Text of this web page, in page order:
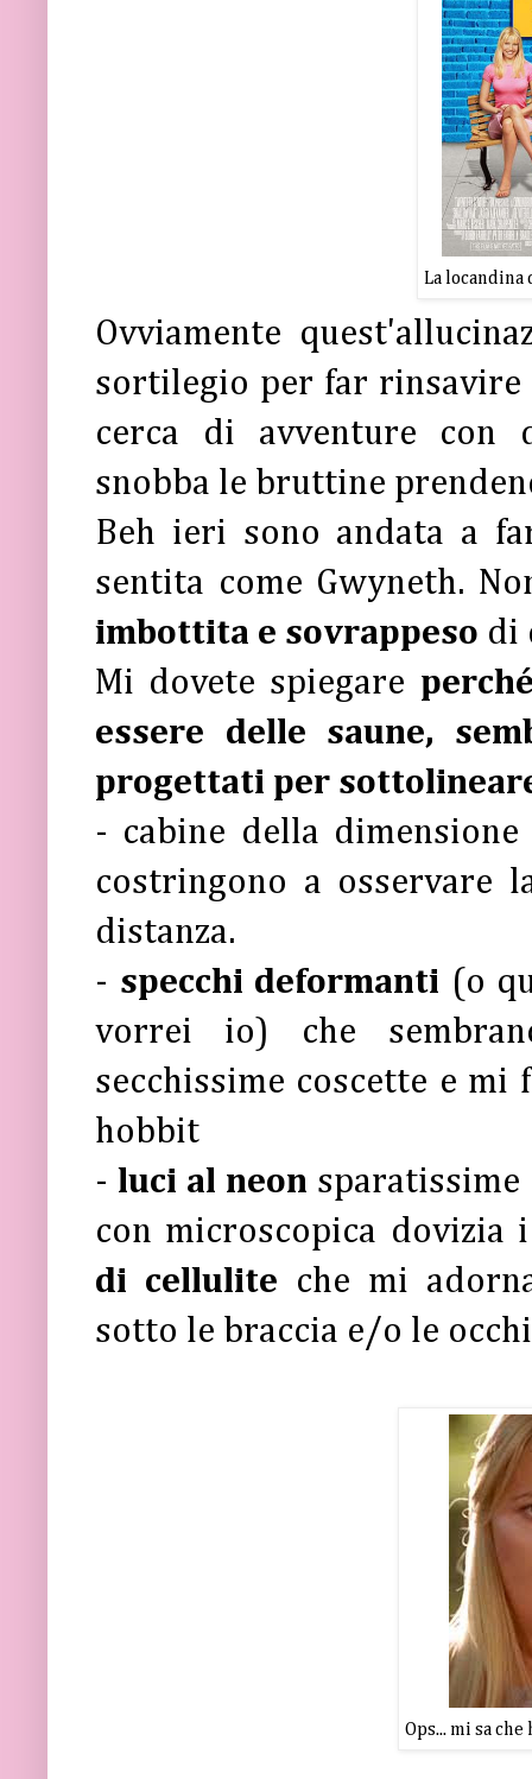
La locandina
Ovviamente
sortilegio per far
cerca di avventure con
snobba le bruttine
Beh ieri sono andata a
sentita come Gwyneth.
imbottita e sovrappeso di
Mi dovete spiegare
essere delle saune,
progettati per
- cabine della
costringono a osservare
distanza.
- specchi deformanti (o
vorrei io) che
secchissime coscette e
hobbit
- luci al neon sparatissime
con microscopica
di cellulite che mi
sotto le braccia e/o le
Ops... mi sa